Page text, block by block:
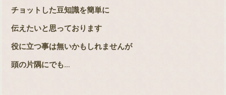
チョットした豆知識を簡単に
伝えたいと思っております
役に立つ事は無いかもしれませんが
頭の片隅にでも…